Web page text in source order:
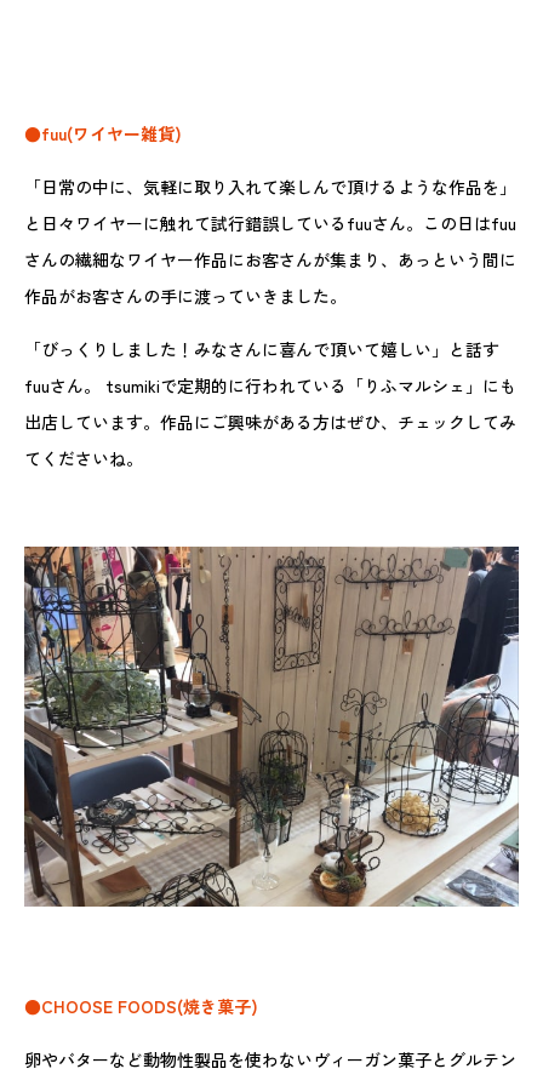
●fuu(ワイヤー雑貨)
「日常の中に、気軽に取り入れて楽しんで頂けるような作品を」
と日々ワイヤーに触れて試行錯誤しているfuuさん。この日はfuu
さんの繊細なワイヤー作品にお客さんが集まり、あっという間に
作品がお客さんの手に渡っていきました。
「びっくりしました！みなさんに喜んで頂いて嬉しい」と話す
fuuさん。 tsumikiで定期的に行われている「りふマルシェ」にも
出店しています。作品にご興味がある方はぜひ、チェックしてみ
てくださいね。
●CHOOSE FOODS(焼き菓子)
卵やバターなど動物性製品を使わないヴィーガン菓子とグルテン